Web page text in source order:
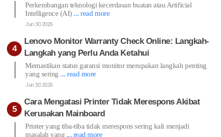
Perkembangan teknologi kecerdasan buatan atau Artificial
Intelligence (AI) ... read more
Jun 30 2026
Lenovo Monitor Warranty Check Online: Langkah-
Langkah yang Perlu Anda Ketahui
Memastikan status garansi monitor merupakan langkah penting
yang sering ... read more
Jun 30 2026
Cara Mengatasi Printer Tidak Merespons Akibat
Kerusakan Mainboard
Printer yang tiba-tiba tidak merespons sering kali menjadi
masalah yang ... read more